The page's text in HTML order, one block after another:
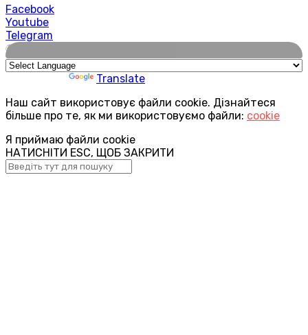
Facebook
Youtube
Telegram
🌍
Translate
Наш сайт використовує файли cookie. Дізнайтеся
більше про те, як ми використовуємо файли: cookie
Я приймаю файли cookie
НАТИСНІТИ ESC, ЩОБ ЗАКРИТИ